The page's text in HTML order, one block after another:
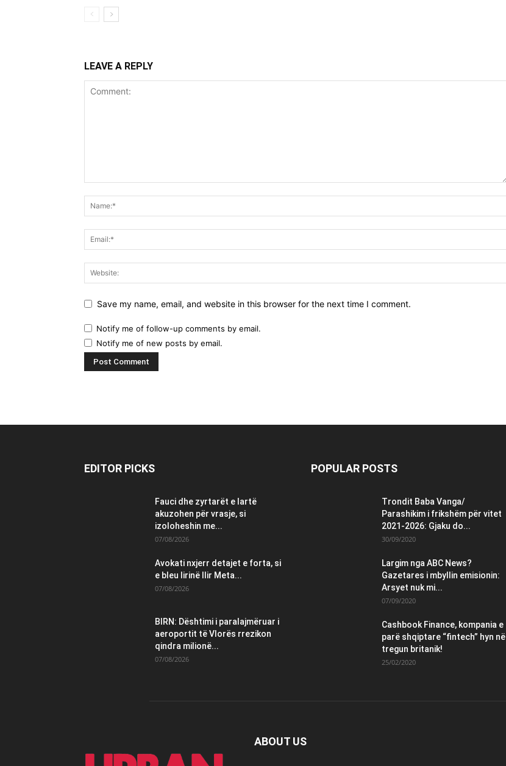
LEAVE A REPLY
Save my name, email, and website in this browser for the next time I comment.
Notify me of follow-up comments by email.
Notify me of new posts by email.
EDITOR PICKS
Fauci dhe zyrtarët e lartë
akuzohen për vrasje, si
izoloheshin me...
07/08/2026
Avokati nxjerr detajet e forta, si
e bleu lirinë Ilir Meta...
07/08/2026
BIRN: Dështimi i paralajmëruar i
aeroportit të Vlorës rrezikon
qindra milionë...
07/08/2026
POPULAR POSTS
Trondit Baba Vanga/
Parashikim i frikshëm për vitet
2021-2026: Gjaku do...
30/09/2020
Largim nga ABC News?
Gazetares i mbyllin emisionin:
Arsyet nuk mi...
07/09/2020
Cashbook Finance, kompania e
parë shqiptare “fintech” hyn në
tregun britanik!
25/02/2020
ABOUT US